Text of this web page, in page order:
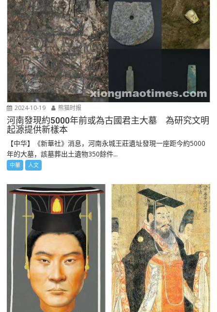
2024-10-19 熊猫时报
河南發現約5000年前或為古國君主大墓 為研究文明
起源提供新樣本
【中华】《新華社》消息，河南永城王莊遺址發現一座距今約5000
年的大墓，該墓葬出土遺物350餘件...
中華 人文